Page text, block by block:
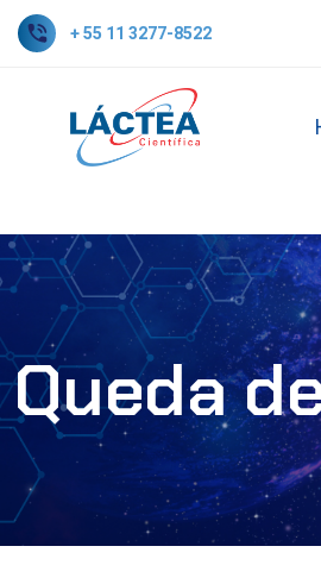
+ 55 11 3277-8522
Queda